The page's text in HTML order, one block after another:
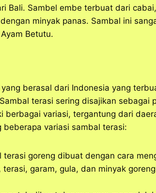
Bali. Sambel embe terbuat dari
minyak panas. Sambal ini
Betutu.
berasal dari Indonesia yang
terasi sering disajikan sebagai
berbagai variasi, tergantung dari
variasi sambal terasi:
terasi goreng dibuat dengan cara
garam, gula, dan minyak